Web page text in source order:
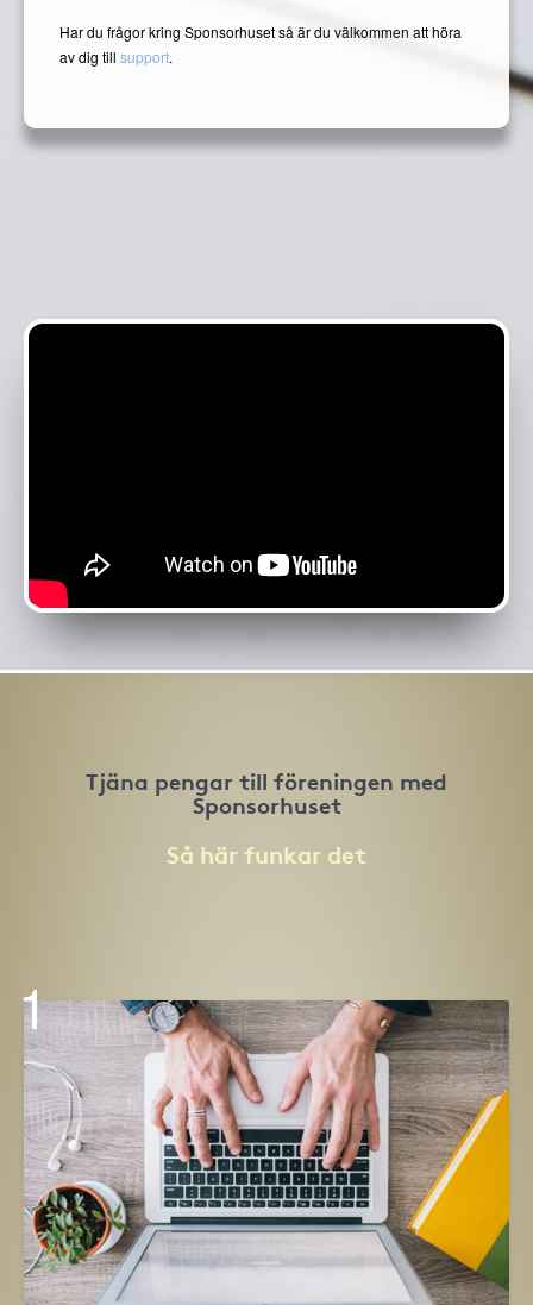
Har du frågor kring Sponsorhuset så är du välkommen att höra
av dig till support.
Tjäna pengar till föreningen med
Sponsorhuset
Så här funkar det
1